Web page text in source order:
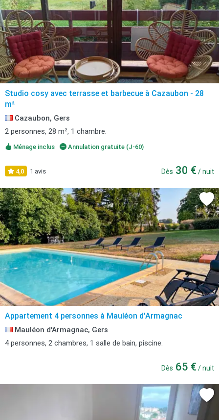
Studio cosy avec terrasse et barbecue à Cazaubon - 28
m²
Cazaubon, Gers
2 personnes, 28 m², 1 chambre.
Ménage inclus Annulation gratuite (J-60)
4,0 1 avis Dès 30 € / nuit
Appartement 4 personnes à Mauléon d'Armagnac
Mauléon d'Armagnac, Gers
4 personnes, 2 chambres, 1 salle de bain, piscine.
Dès 65 € / nuit